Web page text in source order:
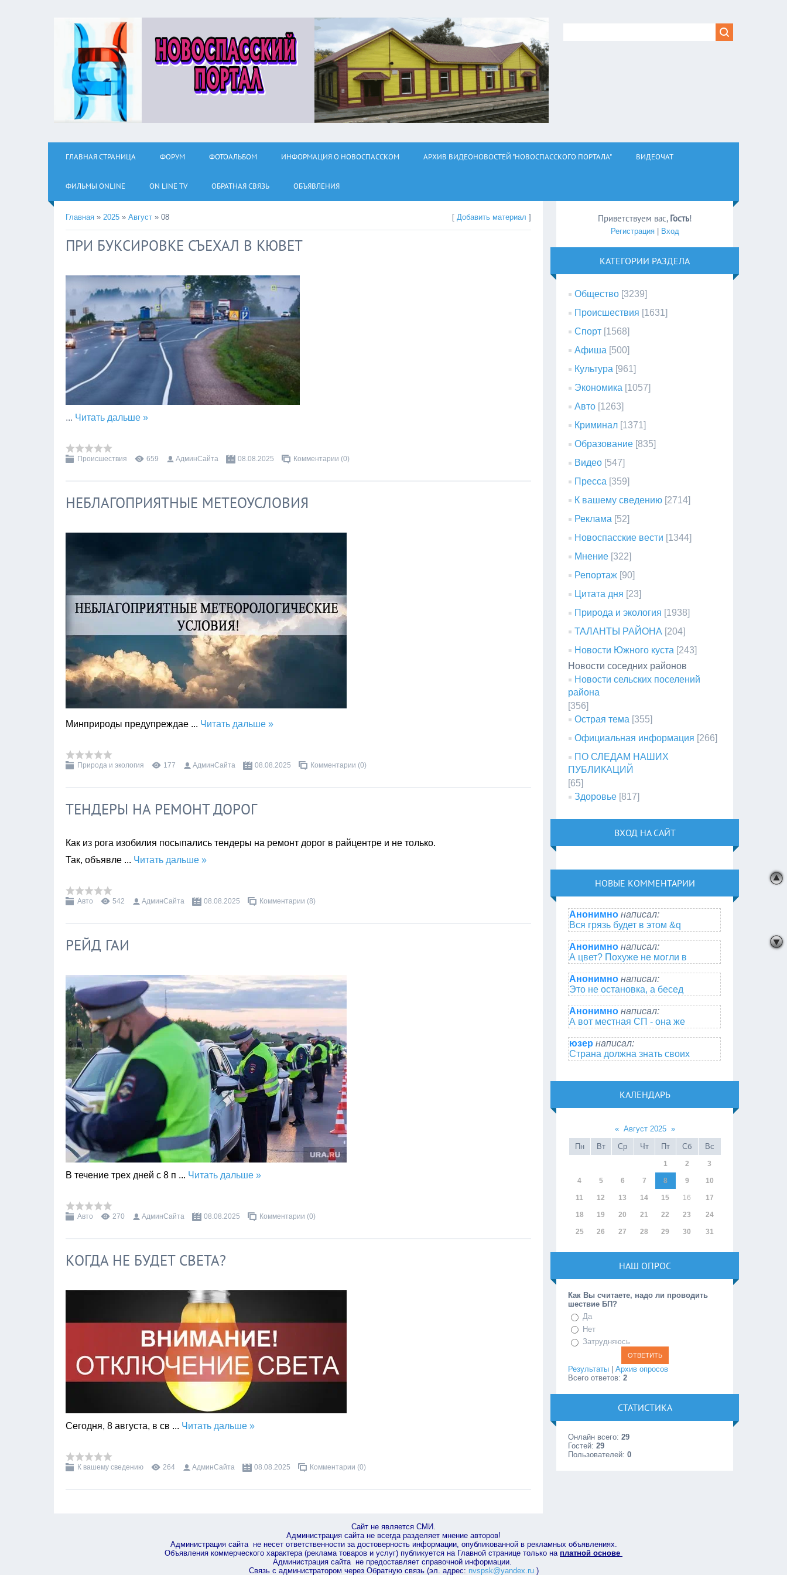
ГЛАВНАЯ СТРАНИЦА ФОРУМ ФОТОАЛЬБОМ ИНФОРМАЦИЯ О НОВОСПАССКОМ АРХИВ ВИДЕОНОВОСТЕЙ "НОВОСПАССКОГО ПОРТАЛА" ВИДЕОЧАТ
ФИЛЬМЫ ОNLINE ON LINE TV ОБРАТНАЯ СВЯЗЬ ОБЪЯВЛЕНИЯ
Главная » 2025 » Август » 08 [Добавить материал ]
ПРИ БУКСИРОВКЕ СЪЕХАЛ В КЮВЕТ
... Читать дальше »
Происшествия 659 АдминСайта 08.08.2025 Комментарии (0)
НЕБЛАГОПРИЯТНЫЕ МЕТЕОУСЛОВИЯ
Минприроды предупреждае ... Читать дальше »
Природа и экология 177 АдминСайта 08.08.2025 Комментарии (0)
ТЕНДЕРЫ НА РЕМОНТ ДОРОГ
Как из рога изобилия посыпались тендеры на ремонт дорог в райцентре и не только.
Так, объявле ... Читать дальше »
Авто 542 АдминСайта 08.08.2025 Комментарии (8)
РЕЙД ГАИ
В течение трех дней с 8 п ... Читать дальше »
Авто 270 АдминСайта 08.08.2025 Комментарии (0)
КОГДА НЕ БУДЕТ СВЕТА?
Сегодня, 8 августа, в св ... Читать дальше »
К вашему сведению 264 АдминСайта 08.08.2025 Комментарии (0)
Приветствуем вас, Гость!
Регистрация| Вход
КАТЕГОРИИ РАЗДЕЛА
Общество [3239]
Происшествия [1631]
Спорт [1568]
Афиша [500]
Культура [961]
Экономика [1057]
Авто [1263]
Криминал [1371]
Образование [835]
Видео [547]
Пресса [359]
К вашему сведению [2714]
Реклама [52]
Новоспасские вести [1344]
Мнение [322]
Репортаж [90]
Цитата дня [23]
Природа и экология [1938]
ТАЛАНТЫ РАЙОНА [204]
Новости Южного куста [243]
Новости соседних районов
Новости сельских поселений
района
[356]
Острая тема [355]
Официальная информация [266]
ПО СЛЕДАМ НАШИХ
ПУБЛИКАЦИЙ
[65]
Здоровье [817]
ВХОД НА САЙТ
НОВЫЕ КОММЕНТАРИИ
Анонимно написал:
Вся грязь будет в этом &q
Анонимно написал:
А цвет? Похуже не могли в
Анонимно написал:
Это не остановка, а бесед
Анонимно написал:
А вот местная СП - она же
юзер написал:
Страна должна знать своих
КАЛЕНДАРЬ
« Август 2025 »
Пн
Вт Ср Чт Пт Сб Вс
1 2 3
4 5 6 7 8 9 10
11 12 13 14 15 16 17
18 19 20 21 22 23 24
25 26 27 28 29 30 31
НАШ ОПРОС
Как Вы считаете, надо ли проводить
шествие БП?
Да
Нет
Затрудняюсь
Результаты |Архив опросов
Всего ответов:2
СТАТИСТИКА
Онлайн всего:29
Гостей:29
Пользователей:0
Сайт не является СМИ.
Администрация сайта не всегда разделяет мнение авторов!
Администрация сайта не несет ответственности за достоверность информации, опубликованной в рекламных объявлениях.
Объявления коммерческого характера (реклама товаров и услуг) публикуется на Главной странице только на платной основе
Администрация сайта не предоставляет справочной информации.
Связь с администратором через Обратную связь (эл. адрес: nvspsk@yandex.ru)